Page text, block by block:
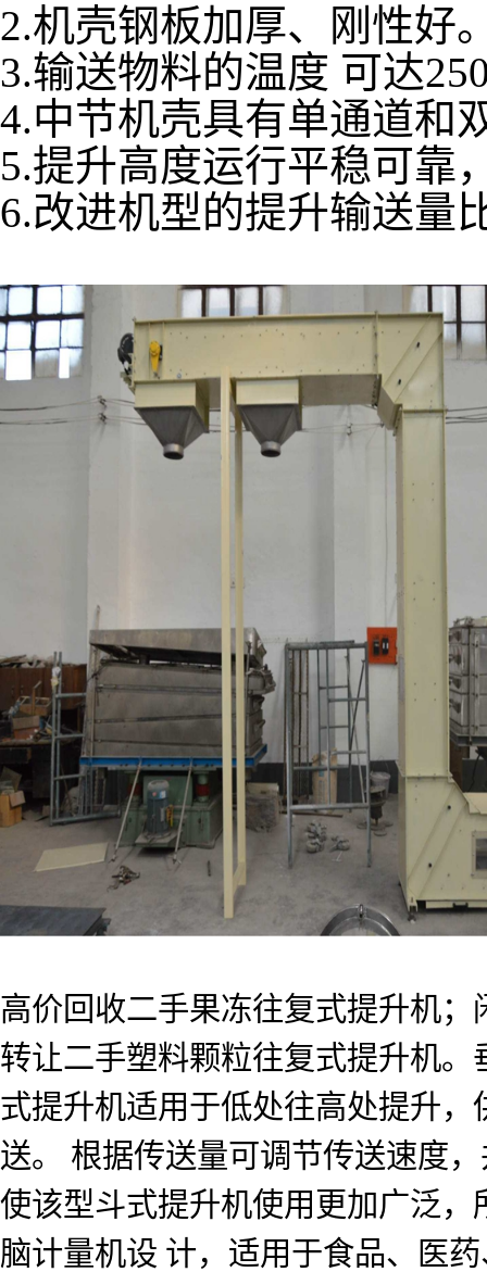
2.机壳钢板加厚、刚性好
3.输送物料的温度 可达
4.中节机壳具有单通道和
5.提升高度运行平稳可靠
6.改进机型的提升输送量
高价回收二手果冻往复式提升机
转让二手塑料颗粒往复式提升机
式提升机适用于低处往高处提升
送。 根据传送量可调节传送速度
使该型斗式提升机使用更加广泛
脑计量机设 计，适用于食品、医